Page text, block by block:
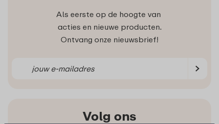
Als eerste op de hoogte van
acties en nieuwe producten.
Ontvang onze nieuwsbrief!
Volg ons